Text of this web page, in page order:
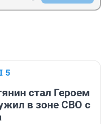
5
стал Героем
в зоне СВО с